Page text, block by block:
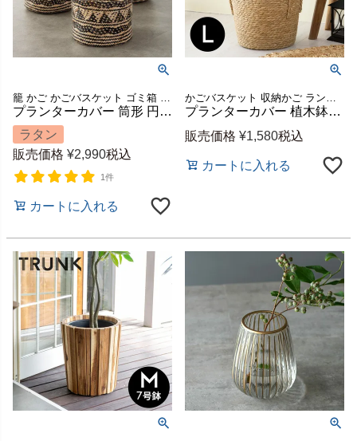
籠 かご かごバスケット ゴミ箱 ごみ箱 モノトーン 丸型
プランターカバー 筒形 円柱 ラタン製 ネイティブ柄 深型タイプ S 約 W14-16cm×D14-16cm×H18cm [14008]【 鉢カバー 4号鉢 屋内 室内 プランツバスケット プランター入れ 植木鉢カバー バスケット 小物入れ 小物収納 おしゃれ 北欧 BOHO ボーホー アジアン 雑貨 バリ島 】
ラタン
販売価格 ¥2,990税込
1件
カートに入れる
かごバスケット 収納かご ランドリーバスケット 洗濯かご
プランターカバー 植木鉢カバー バスケット 持ち手付き ラッシュ製（い草） Lサイズ 約 W 29 × D 29 × H 24 cm [67086]【 鉢カバー 8号 9号 プランター入れ カバー ポット プランツバスケット かご 籠 観葉植物 北欧 おしゃれ アジアン 雑貨 アジアン雑貨 】
販売価格 ¥1,580税込
カートに入れる